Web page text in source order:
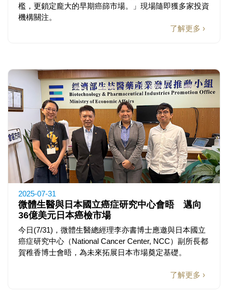
檻，更鎖定龐大的早期癌篩市場。」現場隨即獲多家投資
機構關注。
了解更多 ›
2025-07-31
微體生醫與日本國立癌症研究中心會晤 邁向
36億美元日本癌檢市場
今日(7/31)，微體生醫總經理李亦書博士應邀與日本國立
癌症研究中心（National Cancer Center, NCC）副所長都
賀稚香博士會晤，為未來拓展日本市場奠定基礎。
了解更多 ›